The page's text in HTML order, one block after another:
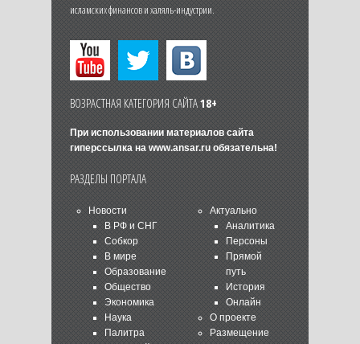
исламских финансов и халяль-индустрии.
ВОЗРАСТНАЯ КАТЕГОРИЯ САЙТА18+
При использовании материалов сайта
гиперссылка на www.ansar.ruобязательна!
РАЗДЕЛЫ ПОРТАЛА
Новости
В РФ и СНГ
Собкор
В мире
Образование
Общество
Экономика
Наука
Палитра
Актуально
Аналитика
Персоны
Прямой
путь
История
Онлайн
О проекте
Размещение